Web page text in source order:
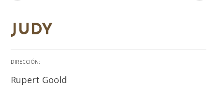
JUDY
DIRECCIÓN:
Rupert Goold